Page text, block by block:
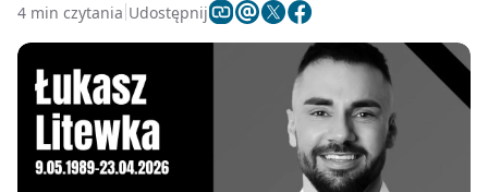
4 min czytania Udostępnij